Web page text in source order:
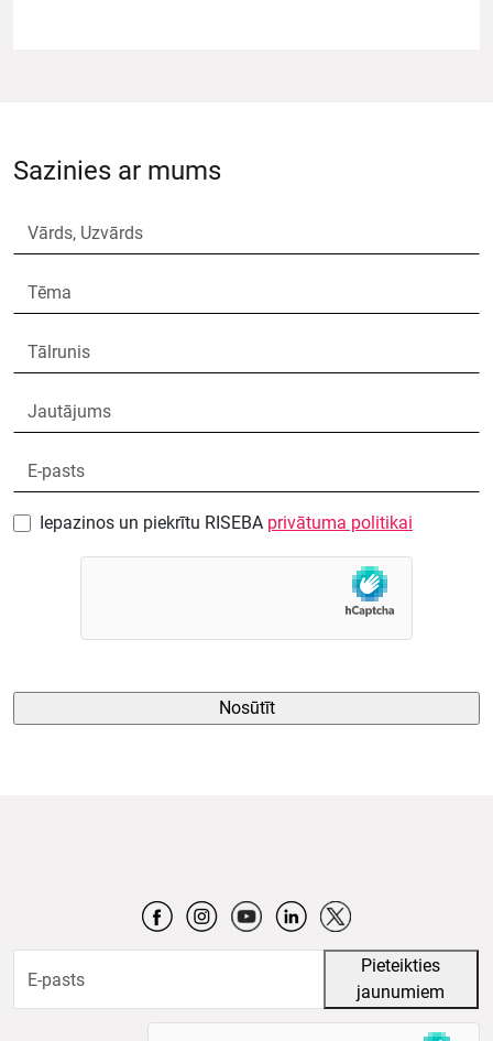
Sazinies ar mums
Iepazinos un piekrītu RISEBA privātuma politikai